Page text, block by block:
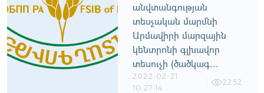
անվտանգության
տեսչական մարմնի
Արմավիրի մարզային
կենտրոնի գլխավոր
տեսուչի (ծածկագ...
2022-02-21
10:27:14
2252